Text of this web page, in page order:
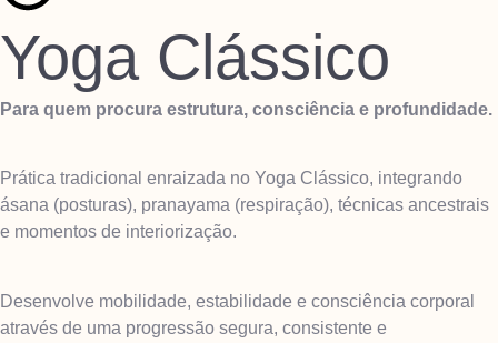
Yoga Clássico
Para quem procura estrutura, consciência e profundidade.
Prática tradicional enraizada no Yoga Clássico, integrando
ásana (posturas), pranayama (respiração), técnicas ancestrais
e momentos de interiorização.
Desenvolve mobilidade, estabilidade e consciência corporal
através de uma progressão segura, consistente e